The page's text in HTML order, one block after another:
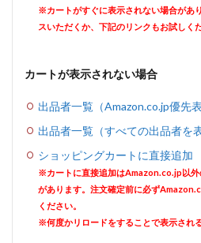
※カートがすぐに表示されない場合があ
スいただくか、下記のリンクもお試しくだ
カートが表示されない場合
出品者一覧（Amazon.co.jp優先表
出品者一覧（すべての出品者を表
ショッピングカートに直接追加
※カートに直接追加はAmazon.co.jp以外
があります。注文確定前に必ず
ください。
※何度かリロードをすることで表示され